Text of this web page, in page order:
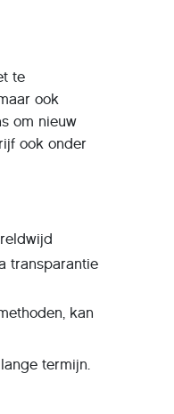
te
ook
om nieuw
ook onder
transparantie
kan
termijn.